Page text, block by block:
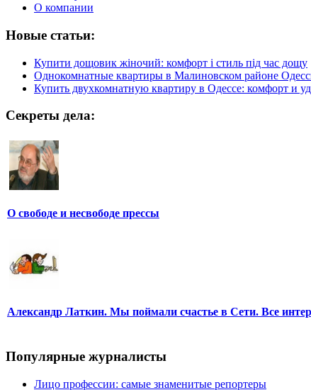
О компании
Новые статьи:
Купити дощовик жіночий: комфорт і стиль під час дощу
Однокомнатные квартиры в Малиновском районе
Купить двухкомнатную квартиру в Одессе: комфорт и
Секреты дела:
О свободе и несвободе прессы
Александр Латкин. Мы поймали счастье в Сети. Все
Популярные журналисты
Лицо профессии: самые знаменитые репортеры